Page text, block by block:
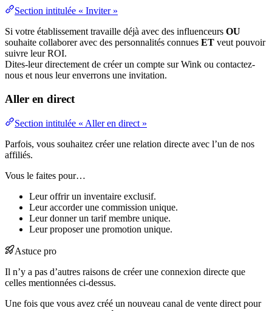
Section intitulée « Inviter »
Si votre établissement travaille déjà avec des influenceurs OU
souhaite collaborer avec des personnalités connues ET veut pouvoir
suivre leur ROI.
Dites-leur directement de créer un compte sur Wink ou contactez-
nous et nous leur enverrons une invitation.
Aller en direct
Section intitulée « Aller en direct »
Parfois, vous souhaitez créer une relation directe avec l’un de nos
affiliés.
Vous le faites pour…
Leur offrir un inventaire exclusif.
Leur accorder une commission unique.
Leur donner un tarif membre unique.
Leur proposer une promotion unique.
Astuce pro
Il n’y a pas d’autres raisons de créer une connexion directe que
celles mentionnées ci-dessus.
Une fois que vous avez créé un nouveau canal de vente direct pour